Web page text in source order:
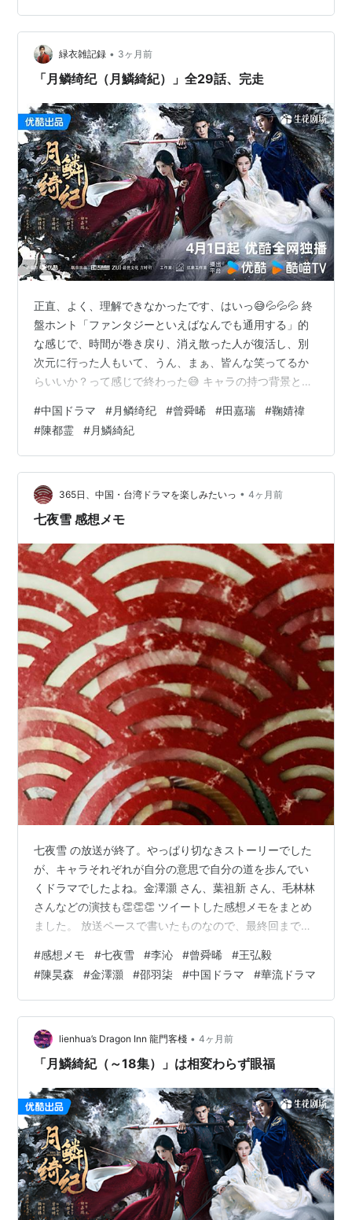
図に変わりはない。 天界とかになるとどうしてもセット
が雲と柱、みたいなシンプルなものになっちゃう…
緑衣雑記録 • 3ヶ月前
「月鳞绮纪（月鱗綺紀）」全29話、完走
正直、よく、理解できなかったです、はいっ😅💦💦💦 終
盤ホント「ファンタジーといえばなんでも通用する」的
な感じで、時間が巻き戻り、消え散った人が復活し、別
次元に行った人もいて、うん、まぁ、皆んな笑ってるか
らいいか？って感じで終わった😅 キャラの持つ背景と
よ。 何度も泣かされたし。 でもそれを繋ぎ合わせた全体
のストーリー展開となると、意味不明、理解不能😵‍💫 なん
ていうか、いい例えが見つからないけど、個々で食べた
ら絶品のカレー、パスタ、寿司を、一緒の鍋で煮たから
って、絶品料理が出来上がるわけではない的な？ あと、1
人の俳優が何役も演じてて、自動翻訳の…
#中国ドラマ #月鳞绮纪 #曾舜晞 #田嘉瑞 #鞠婧禕
#陳都霊 #月鱗綺紀
365日、中国・台湾ドラマを楽しみたいっ • 4ヶ月前
七夜雪 感想メモ
七夜雪 の放送が終了。やっぱり切なきストーリーでした
が、キャラそれぞれが自分の意思で自分の道を歩んでい
くドラマでしたよね。金澤灝 さん、葉祖新 さん、毛林林
さんなどの演技も👏👏👏 ツイートした感想メモをまとめ
ました。 放送ペースで書いたものなので、最終回まで視
ださいねm(__)m ⚠⚠⚠視聴状況によって、ネタバレが含
まれるかもしれませんので、ご注意ください❣⚠⚠⚠ ー
ーー 七夜雪 1-2回 始まりました❣ 霍展白は師兄・徐重華
を戻せなかったことを悔やむ中、その息子・徐沫の治療
のため、薛紫夜を訪問。大晦日でどうにか引き留めて、
治療を開始。治療内…
#感想メモ #七夜雪 #李沁 #曾舜晞 #王弘毅
#陳昊森 #金澤灝 #邵羽柒 #中国ドラマ #華流ドラマ
lienhua’s Dragon Inn 龍門客棧 • 4ヶ月前
「月鱗綺紀（～18集）」は相変わらず眼福